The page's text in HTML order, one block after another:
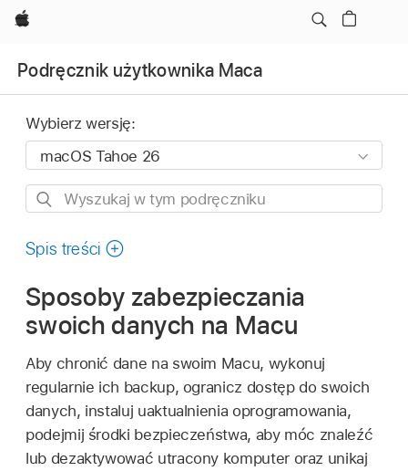
Apple
Podręcznik użytkownika Maca
Wybierz wersję:
Wyszukaj
tym
Spis treści
Sposoby zabezpieczania
swoich danych na Macu
Aby chronić dane na swoim Macu, wykonuj
regularnie ich backup, ogranicz dostęp do swoich
danych, instaluj uaktualnienia oprogramowania,
podejmij środki bezpieczeństwa, aby móc znaleźć
lub dezaktywować utracony komputer oraz unikaj